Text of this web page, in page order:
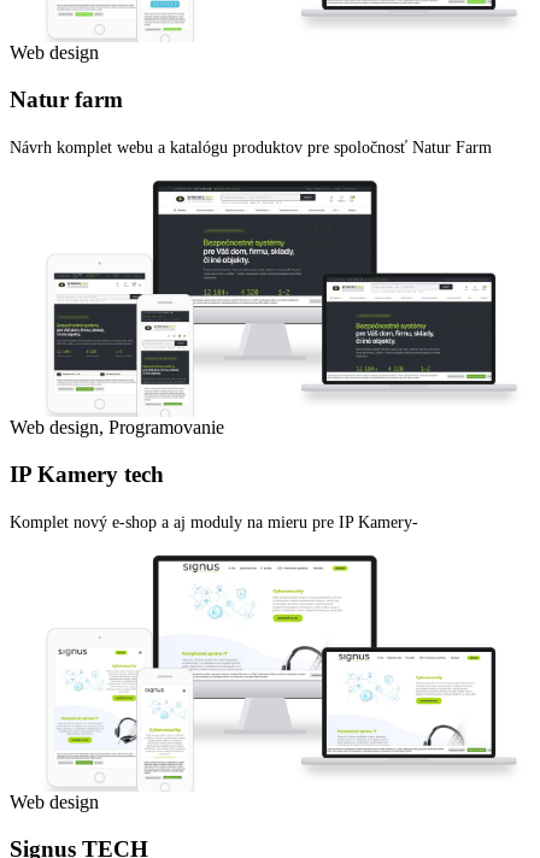
Web design
Natur farm
Návrh komplet webu a katalógu produktov pre spoločnosť Natur Farm
Web design, Programovanie
IP Kamery tech
Komplet nový e-shop a aj moduly na mieru pre IP Kamery-
Web design
Signus TECH